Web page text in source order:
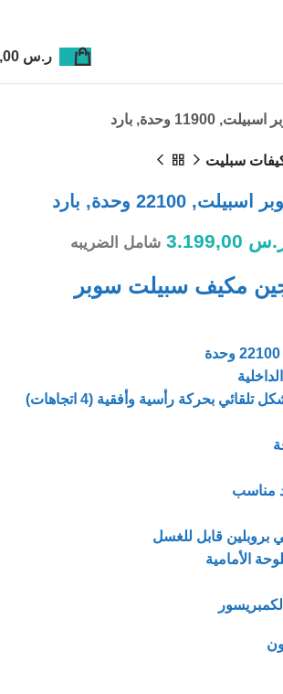
ر.س
سبليت
22100 وحدة, بارد
شامل الضريبه
مكيف سبيلت سوبر
بحركة رأسية وأفقية (4 اتجاهات)
مناسب
بروبلين قابل للغسل
الأمامية